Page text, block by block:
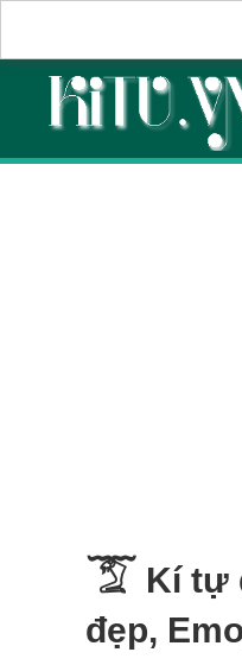
𓄆 Kí tự
đẹp,